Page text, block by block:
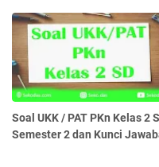
Soal UKK / PAT PKn Kelas 2
Semester 2 dan Kunci